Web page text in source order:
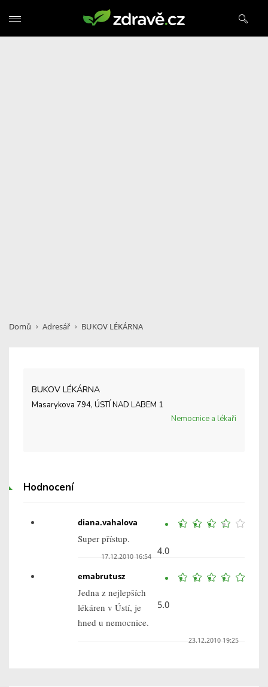
Domů Adresář BUKOV LÉKÁRNA
BUKOV LÉKÁRNA
Masarykova 794, ÚSTÍ NAD LABEM 1
Nemocnice a lékaři
Hodnocení
4.0
diana.vahalova
Super přístup.
17.12.2010 16:54
5.0
emabrutusz
Jedna z nejlepších
lékáren v Ústí, je
hned u nemocnice.
23.12.2010 19:25